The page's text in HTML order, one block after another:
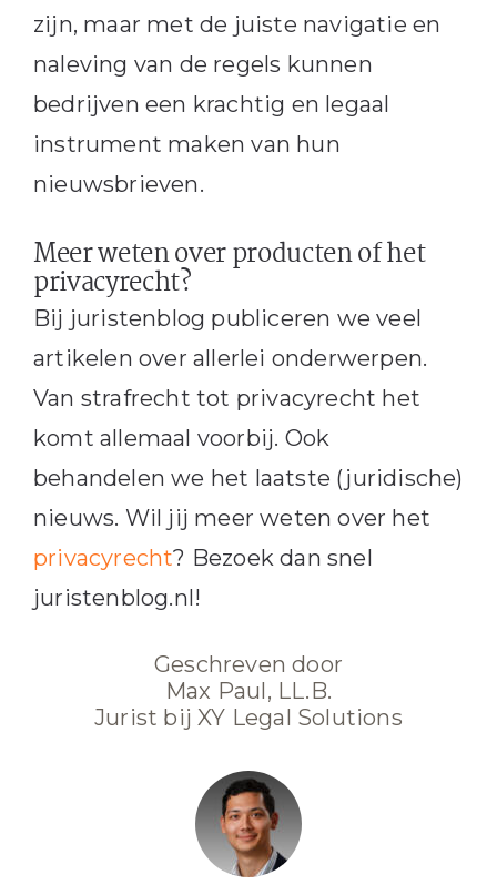
zijn, maar met de juiste navigatie en
naleving van de regels kunnen
bedrijven een krachtig en legaal
instrument maken van hun
nieuwsbrieven.
Meer weten over producten of het
privacyrecht?
Bij juristenblog publiceren we veel
artikelen over allerlei onderwerpen.
Van strafrecht tot privacyrecht het
komt allemaal voorbij. Ook
behandelen we het laatste (juridische)
nieuws. Wil jij meer weten over het
privacyrecht? Bezoek dan snel
juristenblog.nl!
Geschreven door
Max Paul, LL.B.
Jurist bij XY Legal Solutions